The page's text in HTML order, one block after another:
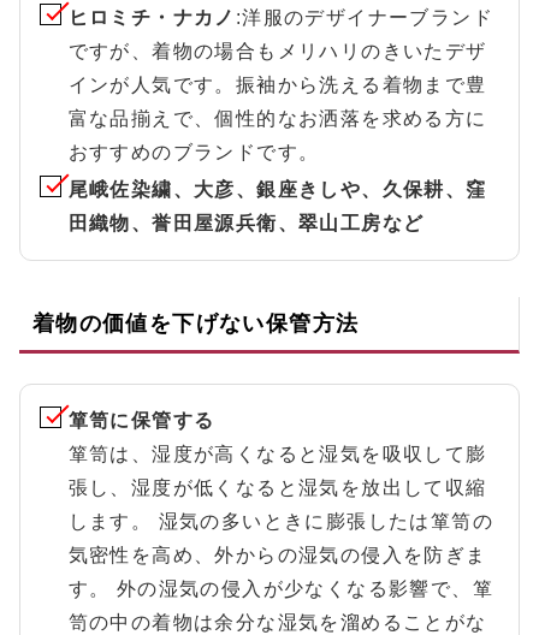
ヒロミチ・ナカノ :洋服のデザイナーブランド
ですが、着物の場合もメリハリのきいたデザ
インが人気です。振袖から洗える着物まで豊
富な品揃えで、個性的なお洒落を求める方に
おすすめのブランドです。
尾峨佐染繍、大彦、銀座きしや、久保耕、窪
田織物、誉田屋源兵衛、翠山工房など
着物の価値を下げない保管方法
箪笥に保管する
箪笥は、湿度が高くなると湿気を吸収して膨
張し、湿度が低くなると湿気を放出して収縮
します。 湿気の多いときに膨張したは箪笥の
気密性を高め、外からの湿気の侵入を防ぎま
す。 外の湿気の侵入が少なくなる影響で、箪
笥の中の着物は余分な湿気を溜めることがな